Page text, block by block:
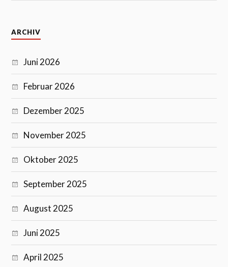
ARCHIV
Juni 2026
Februar 2026
Dezember 2025
November 2025
Oktober 2025
September 2025
August 2025
Juni 2025
April 2025